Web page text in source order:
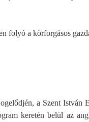
folyó a körforgásos
a Szent István
keretén belül az